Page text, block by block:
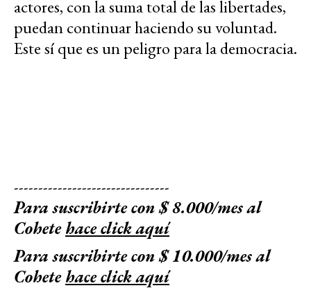
actores, con la suma total de las libertades,
puedan continuar haciendo su voluntad.
Este sí que es un peligro para la democracia.
--------------------------------
Para suscribirte con $ 8.000/mes al
Cohetehace click aquí
Para suscribirte con $ 10.000/mes al
Cohetehace click aquí